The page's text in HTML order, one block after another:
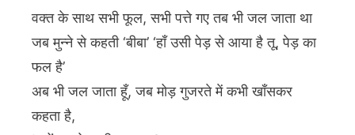
वक्त के साथ सभी फूल, सभी पत्ते गए तब भी जल जाता था
जब मुन्ने से कहती ‘बीबा’ ‘हाँ उसी पेड़ से आया है तू, पेड़ का
फल है’
अब भी जल जाता हूँ, जब मोड़ गुजरते में कभी खाँसकर
कहता है,